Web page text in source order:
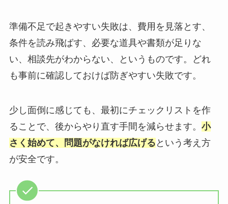
準備不足で起きやすい失敗は、費用を見落とす、
条件を読み飛ばす、必要な道具や書類が足りな
い、相談先がわからない、というものです。どれ
も事前に確認しておけば防ぎやすい失敗です。
少し面倒に感じても、最初にチェックリストを作
ることで、後からやり直す手間を減らせます。 小
さく始めて、問題がなければ広げる という考え方
が安全です。